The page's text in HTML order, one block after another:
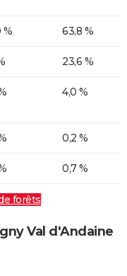
% 63,8 %
23,6 %
4,0 %
0,2 %
0,7 %
forêts
Val d'Andaine